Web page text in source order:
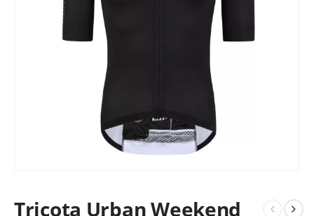
Tricota Urban Weekend